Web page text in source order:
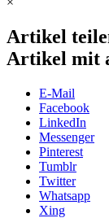
Artikel
Artikel mit
E-Mail
Facebook
LinkedIn
Messenger
Pinterest
Tumblr
Twitter
Whatsapp
Xing